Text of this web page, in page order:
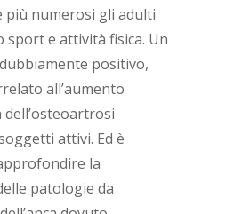
più numerosi gli adulti
sport e attività fisica. Un
positivo,
all’aumento
dell’osteoartrosi
attivi. Ed è
la
patologie da